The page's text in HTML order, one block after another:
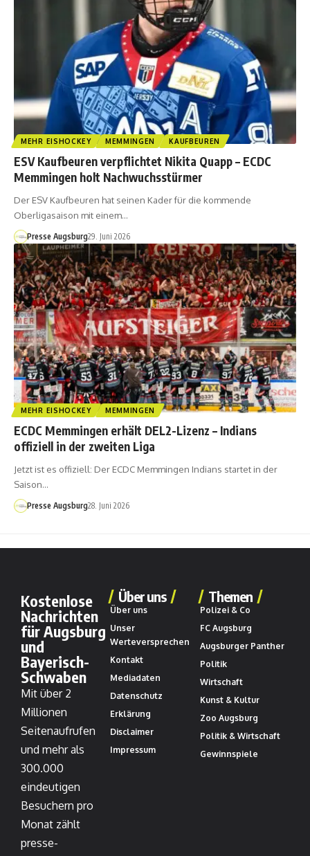
MEHR EISHOCKEY MEMMINGEN KAUFBEUREN
ESV Kaufbeuren verpflichtet Nikita Quapp – ECDC
Memmingen holt Nachwuchsstürmer
Der ESV Kaufbeuren hat seinen Kader für die kommende
Oberligasaison mit einem…
Presse Augsburg29. Juni 2026
MEHR EISHOCKEY MEMMINGEN
ECDC Memmingen erhält DEL2-Lizenz – Indians
offiziell in der zweiten Liga
Jetzt ist es offiziell: Der ECDC Memmingen Indians startet in der
Saison…
Presse Augsburg28. Juni 2026
Kostenlose
Nachrichten
für Augsburg
und
Bayerisch-
Schwaben
Mit über 2
Millionen
Seitenaufrufen
und mehr als
300.000
eindeutigen
Besuchern pro
Monat zählt
presse-
Über uns
Über uns
Unser
Werteversprechen
Kontakt
Mediadaten
Datenschutz
Erklärung
Disclaimer
Impressum
Themen
Polizei & Co
FC Augsburg
Augsburger Panther
Politik
Wirtschaft
Kunst & Kultur
Zoo Augsburg
Politik & Wirtschaft
Gewinnspiele